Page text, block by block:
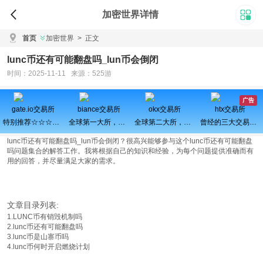
加密世界详情
首页 加密世界 > 正文
lunc币还有可能翻盘吗_lun币会倒闭
时间：2025-11-11 来源：525游
广告
gate.io交易所
特别推荐☆☆☆百倍币之王
biance交易所
全球第一大所，新用户注册可得100USDT奖励
okx交易所
全球第二大所，新用户拆盲盒100%中奖，最高价值60000元
htx交易所
曾经的三大交易所之一、近期空投活动较多，力争重回巅峰
lunc币还有可能翻盘吗_lun币会倒闭？很高兴能够参与这个lunc币还有可能翻盘
吗问题集合的解答工作。我将根据自己的知识和经验，为每个问题提供准确而有
用的回答，并尽量满足大家的需求。
文章目录列表:
1.LUNC币有销毁机制吗
2.lunc币还有可能翻盘吗
3.lunc币是山寨币吗
4.lunc币何时开启燃烧计划